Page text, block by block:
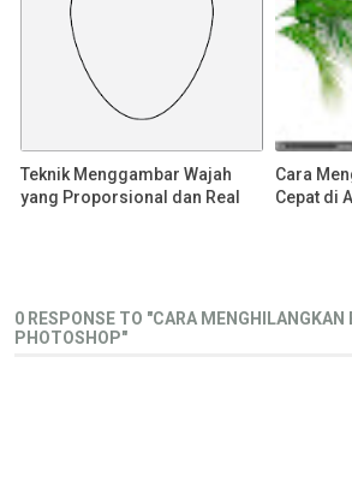
Teknik Menggambar Wajah
yang Proporsional dan Real
Cara
Cepat di AI
0 RESPONSE TO "CARA MENGHILANGKAN
PHOTOSHOP"